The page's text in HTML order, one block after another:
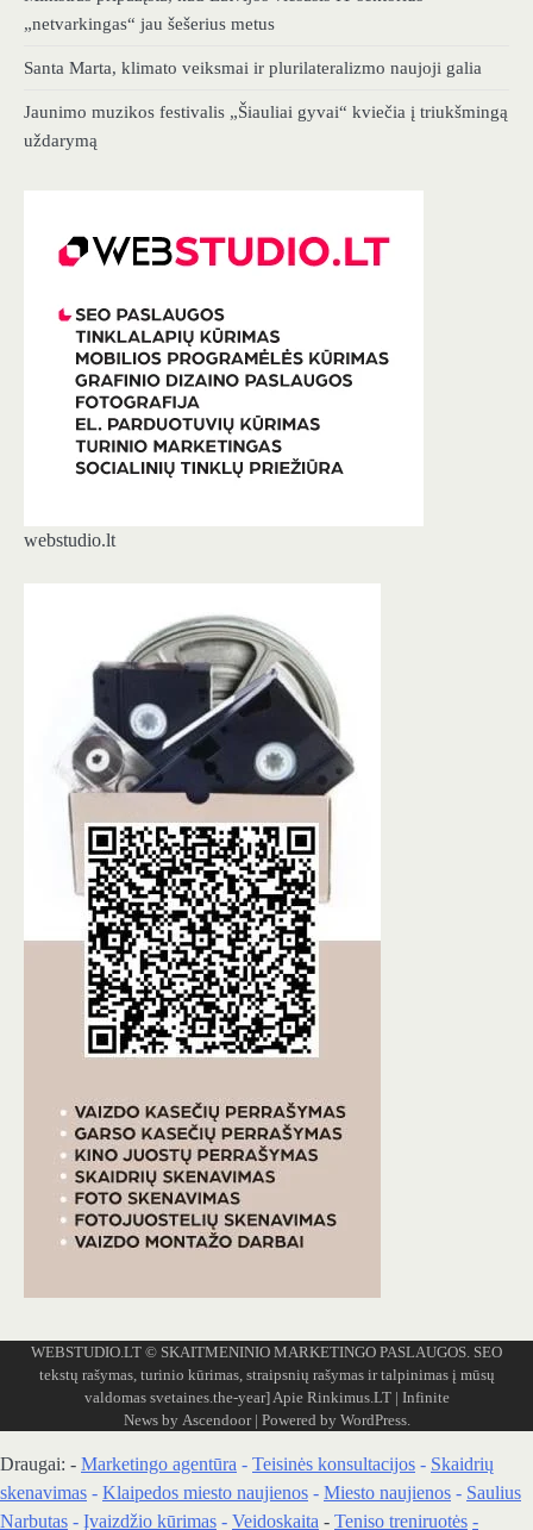
„netvarkingas“ jau šešerius metus
Santa Marta, klimato veiksmai ir plurilateralizmo naujoji galia
Jaunimo muzikos festivalis „Šiauliai gyvai“ kviečia į triukšmingą
uždarymą
webstudio.lt
WEBSTUDIO.LT © SKAITMENINIO MARKETINGO PASLAUGOS. SEO
tekstų rašymas, turinio kūrimas, straipsnių rašymas ir talpinimas į mūsų
valdomas svetaines.the-year] Apie Rinkimus.LT| Infinite
News by Ascendoor| Powered by WordPress.
Draugai: - Marketingo agentūra - Teisinės konsultacijos - Skaidrių
skenavimas - Klaipedos miesto naujienos - Miesto naujienos - Saulius
Narbutas - Įvaizdžio kūrimas - Veidoskaita - Teniso treniruotės -